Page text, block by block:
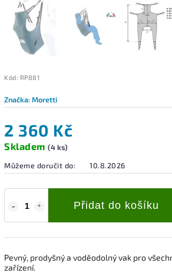
Kód: RP881
Značka:Moretti
2 360 Kč
Skladem (4 ks)
Můžeme doručit do:
10.8.2026
Přidat do košíku
Pevný, prodyšný a voděodolný vak pro
zařízení.